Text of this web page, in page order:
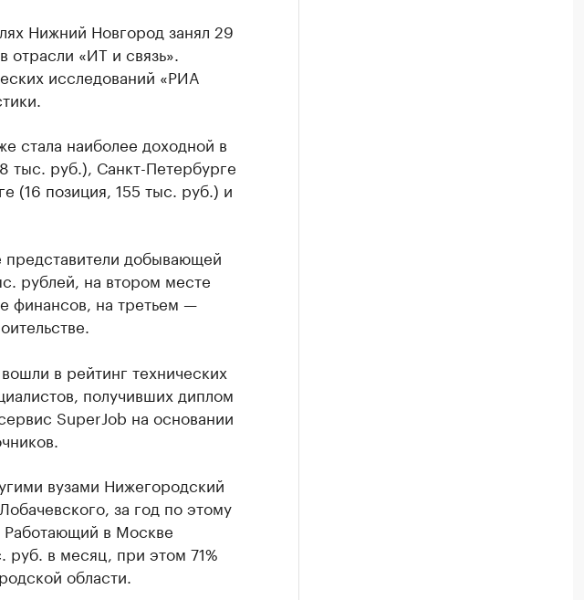
Нижний Новгород занял 29
отрасли «ИТ и связь».
исследований «РИА
стала наиболее доходной в
тыс. руб.), Санкт-Петербурге
(16 позиция, 155 тыс. руб.) и
добывающей
рублей, на втором месте
финансов, на третьем —
в рейтинг технических
получивших диплом
SuperJob на основании
вузами Нижегородский
за год по этому
Работающий в Москве
руб. в месяц, при этом 71%
области.